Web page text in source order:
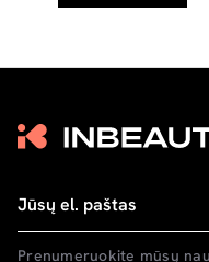
Prenumeruokite mūsų